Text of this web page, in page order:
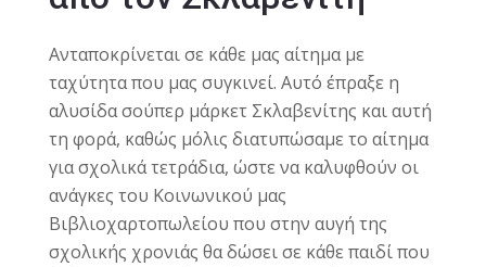
Ανταποκρίνεται σε κάθε μας αίτημα με
ταχύτητα που μας συγκινεί. Αυτό έπραξε η
αλυσίδα σούπερ μάρκετ Σκλαβενίτης και αυτή
τη φορά, καθώς μόλις διατυπώσαμε το αίτημα
για σχολικά τετράδια, ώστε να καλυφθούν οι
ανάγκες του Κοινωνικού μας
Βιβλιοχαρτοπωλείου που στην αυγή της
σχολικής χρονιάς θα δώσει σε κάθε παιδί που